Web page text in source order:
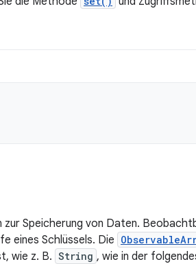
Speicherung von Daten.
eines Schlüssels. Die
wie z. B. String , wie in der